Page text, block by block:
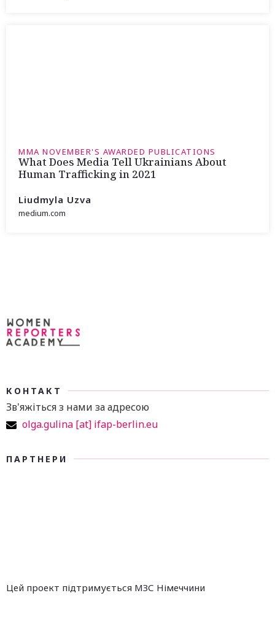
MMA NOVEMBER'S AWARDED PUBLICATIONS
What Does Media Tell Ukrainians About
Human Trafficking in 2021
Liudmyla Uzva
medium.com
КОНТАКТ
Зв'яжіться з нами за адресою
olga.gulina [at] ifap-berlin.eu
ПАРТНЕРИ
Цей проект підтримується МЗС Німеччини